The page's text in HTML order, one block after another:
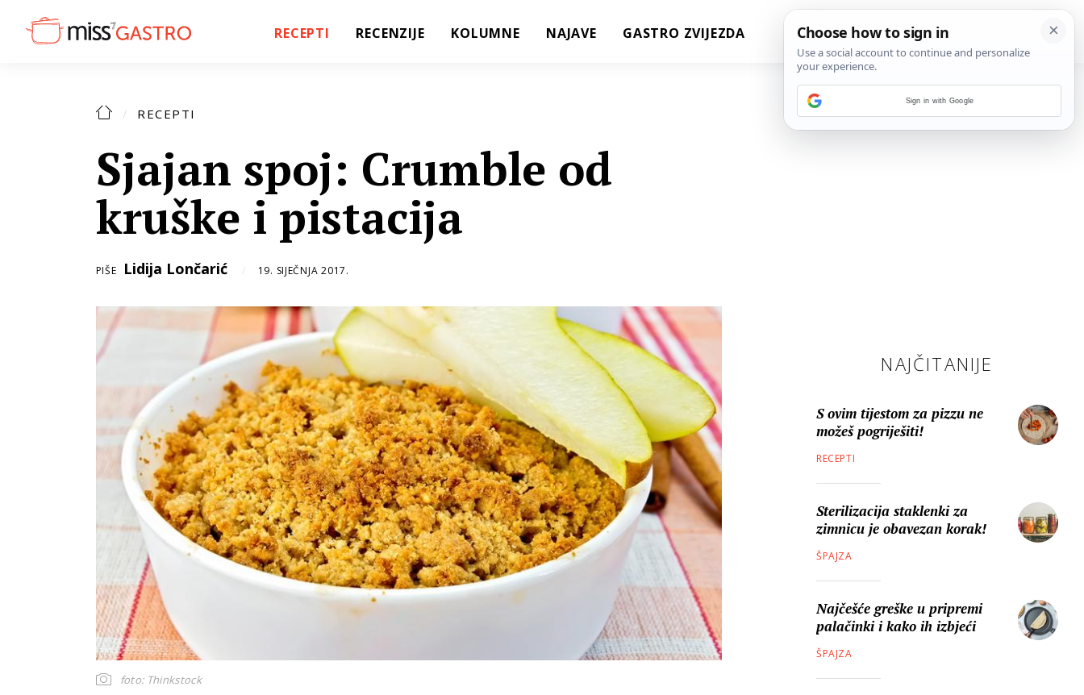
RECEPTI RECENZIJE KOLUMNE NAJAVE GASTRO ZVIJEZDA
RECEPTI
Sjajan spoj: Crumble od
kruške i pistacija
PIŠE Lidija Lončarić 19. SIJEČNJA 2017.
foto: Thinkstock
NAJČITANIJE
S ovim tijestom za pizzu ne
možeš pogriješiti!
RECEPTI
Sterilizacija staklenki za
zimnicu je obavezan korak!
ŠPAJZA
Najčešće greške u pripremi
palačinki i kako ih izbjeći
ŠPAJZA
Sign in with Google